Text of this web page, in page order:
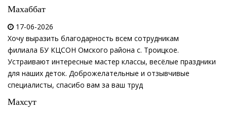
Махаббат
17-06-2026
Хочу выразить благодарность всем сотрудникам
филиала БУ КЦСОН Омского района с. Троицкое.
Устраивают интересные мастер классы, весёлые праздники
для наших деток. Доброжелательные и отзывчивые
специалисты, спасибо вам за ваш труд
Махсут